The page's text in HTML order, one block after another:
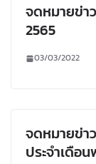
จดหมายข่า
2565
03/03/2022
จดหมายข่า
ประจำเดือ